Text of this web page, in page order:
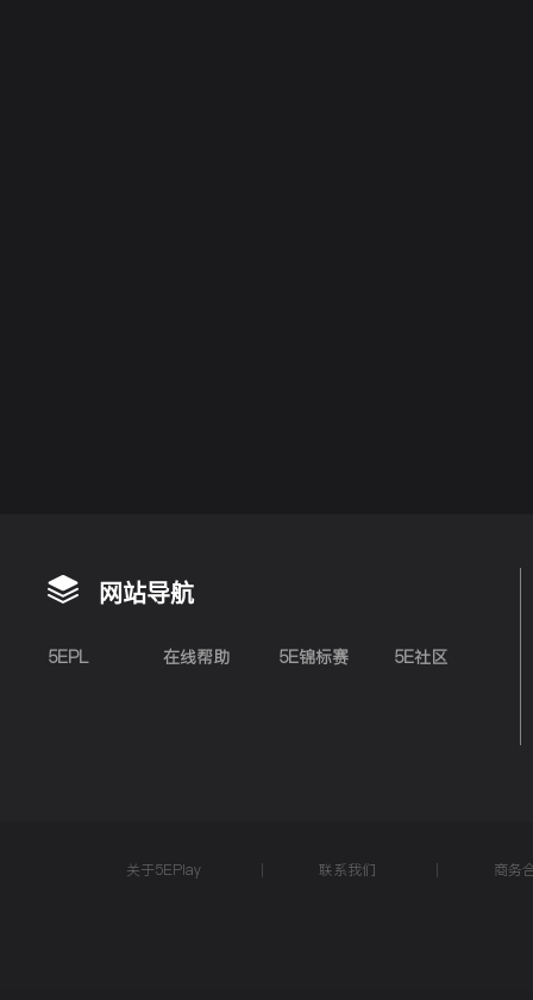
网站导航
5EPL 在线帮助 5E锦标赛 5E社区
关于5EPlay 联系我们 商务